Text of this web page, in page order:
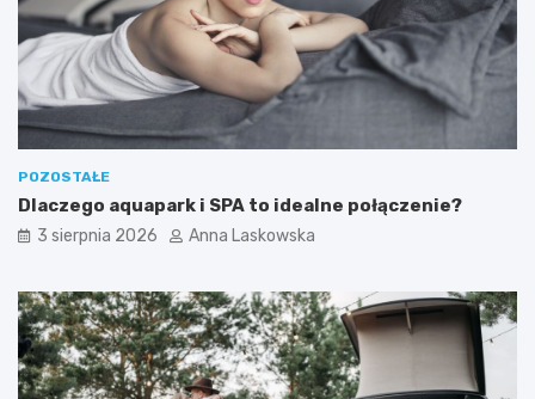
n
a
w
e
e
n
d
POZOSTAŁE
Dlaczego aquapark i SPA to idealne połączenie?
3 sierpnia 2026 Anna Laskowska